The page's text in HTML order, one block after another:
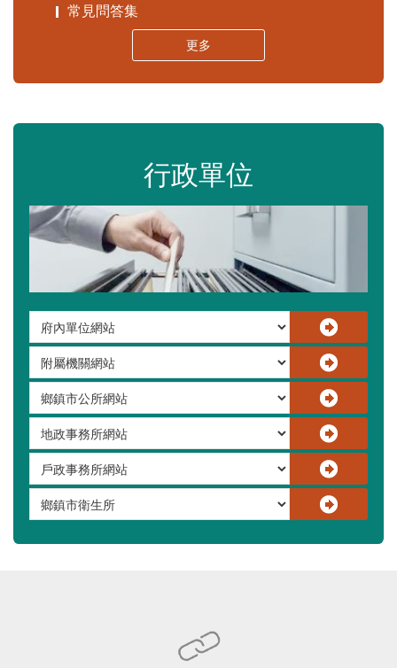
常見問答集
更多
行政單位